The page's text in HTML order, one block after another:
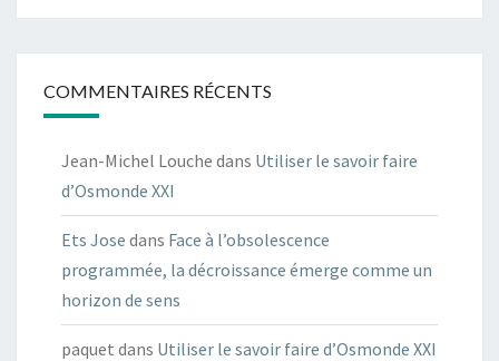
COMMENTAIRES RÉCENTS
Jean-Michel Louche dans Utiliser le savoir faire
d’Osmonde XXI
Ets Jose dans Face à l’obsolescence
programmée, la décroissance émerge comme un
horizon de sens
paquet dans Utiliser le savoir faire d’Osmonde XXI